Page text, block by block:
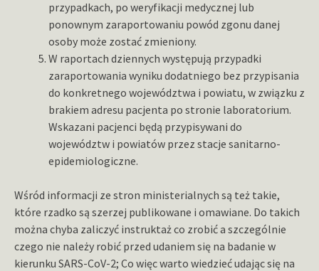
przypadkach, po weryfikacji medycznej lub
ponownym zaraportowaniu powód zgonu danej
osoby może zostać zmieniony.
W raportach dziennych występują przypadki
zaraportowania wyniku dodatniego bez przypisania
do konkretnego województwa i powiatu, w związku z
brakiem adresu pacjenta po stronie laboratorium.
Wskazani pacjenci będą przypisywani do
województw i powiatów przez stacje sanitarno-
epidemiologiczne.
Wśród informacji ze stron ministerialnych są też takie,
które rzadko są szerzej publikowane i omawiane. Do takich
można chyba zaliczyć instruktaż co zrobić a szczególnie
czego nie należy robić przed udaniem się na badanie w
kierunku SARS-CoV-2; Co więc warto wiedzieć udając się na